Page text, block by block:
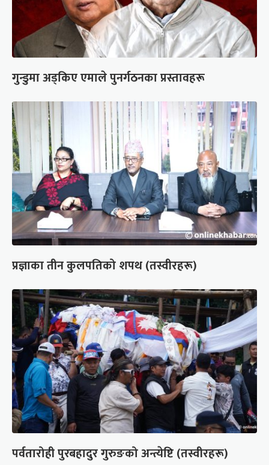
गुन्डुमा अड्किए एमाले पुनर्गठनका प्रस्तावहरू
प्रज्ञाका तीन कुलपतिको शपथ (तस्वीरहरू)
पर्वतारोही पुरबहादुर गुरुङको अन्त्येष्टि (तस्वीरहरू)